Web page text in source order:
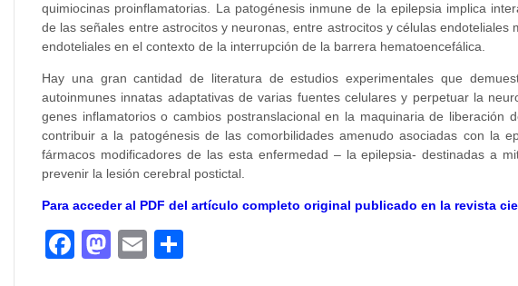
quimiocinas proinflamatorias. La patogénesis inmune de la epilepsia implica
de las señales entre astrocitos y neuronas, entre astrocitos y células
endoteliales en el contexto de la interrupción de la barrera hematoencefálica.
Hay una gran cantidad de literatura de estudios experimentales que
autoinmunes innatas adaptativas de varias fuentes celulares y perpetuar la
genes inflamatorios o cambios postranslacional en la maquinaria de liberación
contribuir a la patogénesis de las comorbilidades amenudo asociadas con la
fármacos modificadores de las esta enfermedad – la epilepsia- destinadas a
prevenir la lesión cerebral postictal.
Para acceder al PDF del artículo completo original publicado en la revista
Facebook
Mastodon
Email